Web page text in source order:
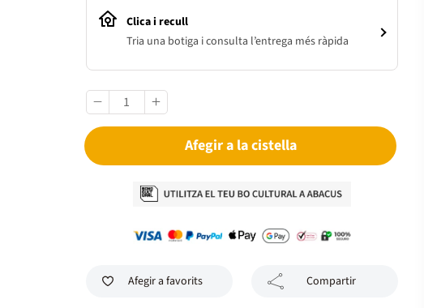
Clica i recull
Tria una botiga i consulta l’entrega més ràpida
Afegir a la cistella
Afegir a favorits Compartir